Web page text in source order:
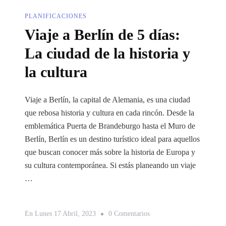
PLANIFICACIONES
Viaje a Berlín de 5 días:
La ciudad de la historia y
la cultura
Viaje a Berlín, la capital de Alemania, es una ciudad
que rebosa historia y cultura en cada rincón. Desde la
emblemática Puerta de Brandeburgo hasta el Muro de
Berlín, Berlín es un destino turístico ideal para aquellos
que buscan conocer más sobre la historia de Europa y
su cultura contemporánea. Si estás planeando un viaje
…
En Lunes 17 Abril, 2023 0 ComentariosEn